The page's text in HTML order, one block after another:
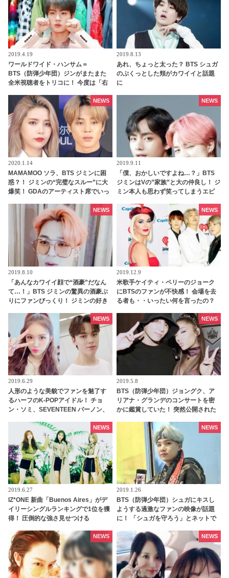
2019.4.19
ワールドワイド・ハンサム＝
BTS（防弾少年団）ジンがまたまた
全米視聴者をトリコに！ 今度は「右
2019.8.13
あれ、ちょっと太った？ BTS シュガ
のぷくっとした頬がカワイイと話題
に
2020.1.14
MAMAMOO ソラ、BTS ジミンに困
惑？！ ジミンの“完璧なスルー”に大
爆笑！ GDAのアーティスト席でいっ
NEWS
2019.9.11
「僕、おかしいですよね…？」BTS
ジミンはVの”家族”と大の仲良し！ ジ
ミン本人も思わず笑ってしまうエピ
ように愛するジミンの姿にファン感
NEWS
2019.8.10
「あんなカワイイ顔で“酒豪”だなん
て…！」BTS ジミンの驚異の酒豪ぶ
りにファンびっくり！ ジミンの好き
けのお酒好きエピソードが話題
NEWS
2019.12.9
米歌手ケイティ・ペリーのジョーク
にBTSのファンが不快感！ 会場を去
る者も・・いったい何を言ったの？
NEWS
2019.6.29
人形のような美貌でファンを魅了す
るハーフのK-POPアイドル！ チョ
ン・ソミ、SEVENTEEN バーノン、
NEWS
2019.5.8
BTS（防弾少年団）ジョングク、ア
リアナ・グランデのコンサートを密
かに鑑賞していた！ 突然公開された
NEWS
2019.6.27
IZ*ONE 新曲「Buenos Aires」がデ
イリーシングルランキングで1位を獲
得！ 圧倒的な強さ見せつける
NEWS
2019.1.26
BTS（防弾少年団）シュガにキスし
ようする過激なファンの映像が話題
に！ 「シュガを守ろう」とネットで
NEWS
NEWS NEWS